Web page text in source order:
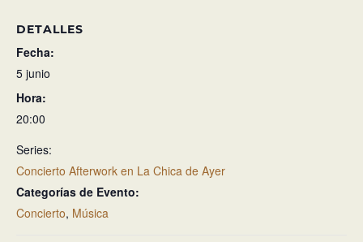
DETALLES
Fecha:
5 junio
Hora:
20:00
Series:
Concierto Afterwork en La Chica de Ayer
Categorías de Evento:
Concierto, Música